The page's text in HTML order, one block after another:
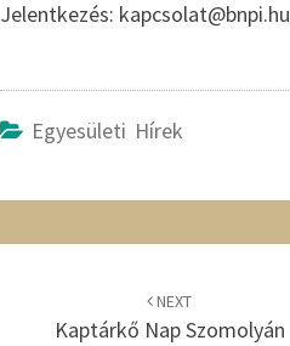
Jelentkezés: kapcsolat@bnpi.hu
Egyesületi Hírek
NEXT
Kaptárkő Nap Szomolyán